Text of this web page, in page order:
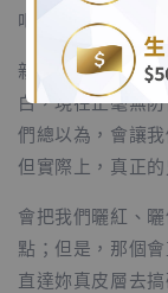
吧？」於是，妳
親愛的，如果妳
白，現在正毫無
們總以為，會讓
但實際上，真正
會把我們曬紅、
點；但是，那個
直達妳真皮層去